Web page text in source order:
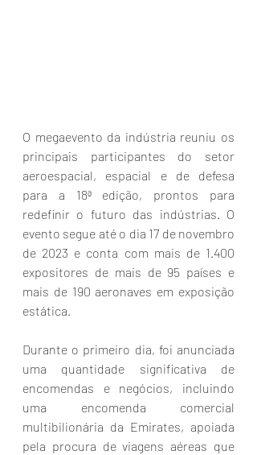
O megaevento da indústria reuniu os
principais participantes do setor
aeroespacial, espacial e de defesa
para a 18ª edição, prontos para
redefinir o futuro das indústrias. O
evento segue até o dia 17 de novembro
de 2023 e conta com mais de 1.400
expositores de mais de 95 países e
mais de 190 aeronaves em exposição
estática.
Durante o primeiro dia, foi anunciada
uma quantidade significativa de
encomendas e negócios, incluindo
uma encomenda comercial
multibilionária da Emirates, apoiada
pela procura de viagens aéreas que